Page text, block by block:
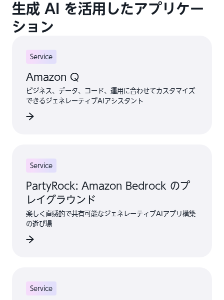
生成 AI を活用したアプリケー
ション
Service
Amazon Q
ビジネス、データ、コード、運用に合わせてカスタマイズ
できるジェネレーティブAIアシスタント
Service
PartyRock: Amazon Bedrock のプ
レイグラウンド
楽しく直感的で共有可能なジェネレーティブAIアプリ構築
の遊び場
Service